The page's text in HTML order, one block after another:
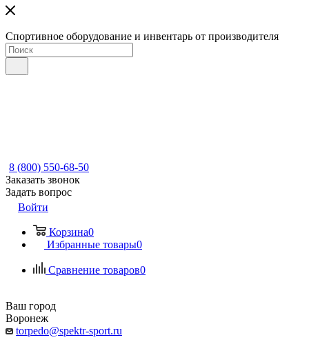
Спортивное оборудование и инвентарь от производителя
8 (800) 550-68-50
Заказать звонок
Задать вопрос
Войти
Корзина0
Избранные товары0
Сравнение товаров0
Ваш город
Воронеж
torpedo@spektr-sport.ru